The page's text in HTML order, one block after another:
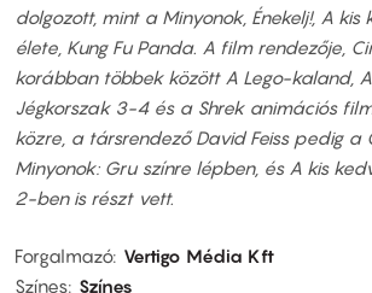
dolgozott, mint a Minyonok, Énekelj!, A kis
élete, Kung Fu Panda. A film rendezője,
korábban többek között A Lego-kaland,
Jégkorszak 3-4 és a Shrek animációs
közre, a társrendező David Feiss pedig a
Minyonok: Gru színre lépben, és A kis
2-ben is részt vett.
Forgalmazó Vertigo Média Kft
Színes Színes